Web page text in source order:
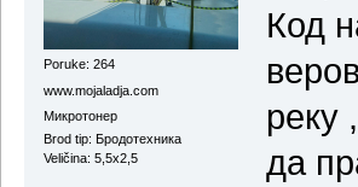
Poruke: 264
www.mojaladja.com
Микротонер
Brod tip: Бродотехника
Veličina: 5,5x2,5
Код
реку
да